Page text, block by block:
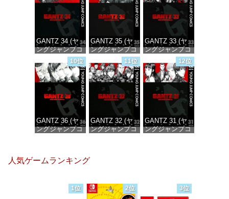
GANTZ 34 (ヤ
ングジャンプコ
DIGITAL)
価格：¥100
GANTZ 35 (ヤ
ングジャンプコ
DIGITAL)
価格：¥100
GANTZ 33 (ヤ
ングジャンプコ
DIGITAL)
価格：¥100
10位
GANTZ 36 (ヤ
ングジャンプコ
価格：¥100
11位
GANTZ 32 (ヤ
ングジャンプコ
12位
GANTZ 31 (ヤ
ングジャンプコ
人気ゲームランキング
1位 2位 3位